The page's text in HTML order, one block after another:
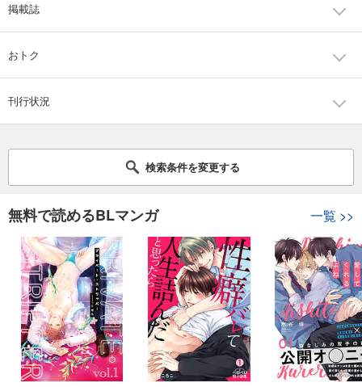
掲載誌
おトク
刊行状況
検索条件を変更する
無料で読めるBLマンガ 一覧 >>